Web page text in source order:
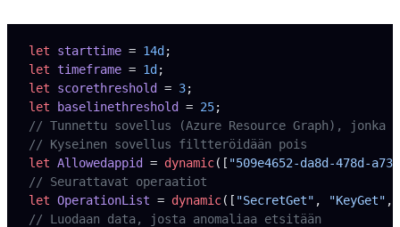
let starttime = 14d;
let timeframe = 1d;
let scorethreshold = 3;
let baselinethreshold = 25;
// Tunnettu sovellus (Azure Resource Graph),
// Kyseinen sovellus filtteröidään pois
let Allowedappid = dynamic([ "509e4652-da8d-478d-
// Seurattavat operaatiot
let OperationList = dynamic([ "SecretGet" , "KeyGet" ,
// Luodaan data, josta anomaliaa etsitään